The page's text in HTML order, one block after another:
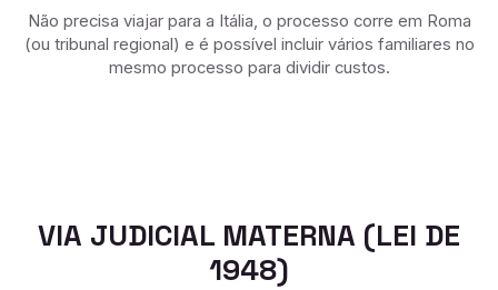
Não precisa viajar para a Itália, o processo corre em Roma
(ou tribunal regional) e é possível incluir vários familiares no
mesmo processo para dividir custos.
VIA JUDICIAL MATERNA (LEI DE
1948)